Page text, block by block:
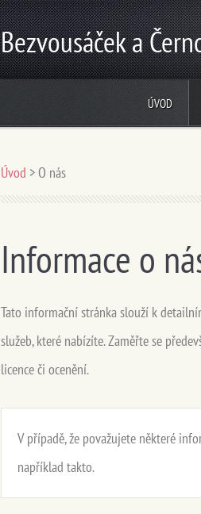
Bezvousáček a
ÚVOD
Úvod >O nás
Informace o
Tato informační stránka slouží k
služeb, které nabízíte. Zaměřte se
licence či ocenění.
V případě, že považujete některé
například takto.